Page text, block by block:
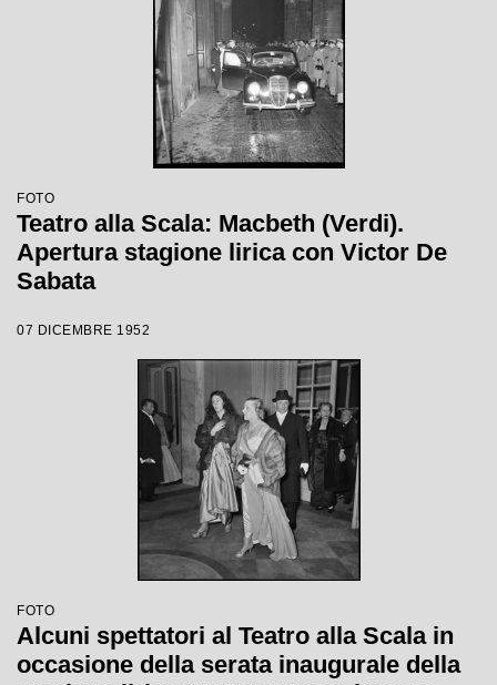
FOTO
Teatro alla Scala: Macbeth (Verdi).
Apertura stagione lirica con Victor De
Sabata
07 DICEMBRE 1952
FOTO
Alcuni spettatori al Teatro alla Scala in
occasione della serata inaugurale della